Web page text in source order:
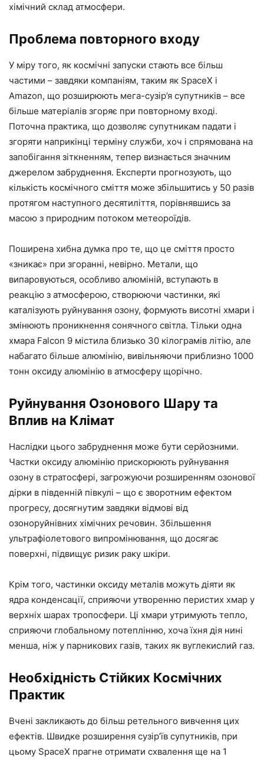
хімічний склад атмосфери.
Проблема повторного входу
У міру того, як космічні запуски стають все більш
частими – завдяки компаніям, таким як SpaceX і
Amazon, що розширюють мега-сузір’я супутників – все
більше матеріалів згоряє при повторному вході.
Поточна практика, що дозволяє супутникам падати і
згоряти наприкінці терміну служби, хоч і спрямована на
запобігання зіткненням, тепер визнається значним
джерелом забруднення. Експерти прогнозують, що
кількість космічного сміття може збільшитись у 50 разів
протягом наступного десятиліття, порівнявшись за
масою з природним потоком метеороїдів.
Поширена хибна думка про те, що це сміття просто
«зникає» при згоранні, невірно. Метали, що
випаровуються, особливо алюміній, вступають в
реакцію з атмосферою, створюючи частинки, які
каталізують руйнування озону, формують висотні хмари і
змінюють проникнення сонячного світла. Тільки одна
хмара Falcon 9 містила близько 30 кілограмів літію, але
набагато більше алюмінію, вивільняючи приблизно 1000
тонн оксиду алюмінію в атмосферу щорічно.
Руйнування Озонового Шару та
Вплив на Клімат
Наслідки цього забруднення може бути серйозними.
Частки оксиду алюмінію прискорюють руйнування
озону в стратосфері, загрожуючи розширенням озонової
дірки в південній півкулі – що є зворотним ефектом
прогресу, досягнутим завдяки відмові від
озоноруйнівних хімічних речовин. Збільшення
ультрафіолетового випромінювання, що досягає
поверхні, підвищує ризик раку шкіри.
Крім того, частинки оксиду металів можуть діяти як
ядра конденсації, сприяючи утворенню перистих хмар у
верхніх шарах тропосфери. Ці хмари утримують тепло,
сприяючи глобальному потеплінню, хоча їхня дія нині
менша, ніж у парникових газів, таких як вуглекислий газ.
Необхідність Стійких Космічних
Практик
Вчені закликають до більш ретельного вивчення цих
ефектів. Швидке розширення сузір’їв супутників, при
цьому SpaceX прагне отримати схвалення ще на 1